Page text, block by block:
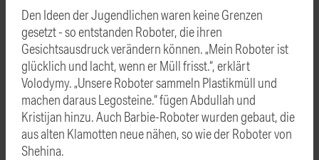
Den Ideen der Jugendlichen waren keine Grenzen
gesetzt - so entstanden Roboter, die ihren
Gesichtsausdruck verändern können. „Mein Roboter ist
glücklich und lacht, wenn er Müll frisst.“, erklärt
Volodymy. „Unsere Roboter sammeln Plastikmüll und
machen daraus Legosteine.“ fügen Abdullah und
Kristijan hinzu. Auch Barbie-Roboter wurden gebaut, die
aus alten Klamotten neue nähen, so wie der Roboter von
Shehina.